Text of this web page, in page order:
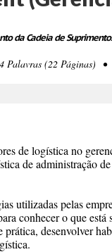
da Cadeia de
(22 Páginas) •
de logística no
de administração
utilizadas pelas
conhecer o que está
desenvolver